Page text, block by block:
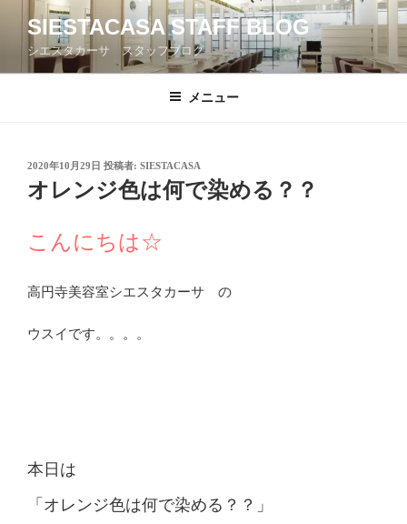
ン
SIESTACASA STAFF BLOG
シエスタカーサ スタッフブログ
メニュー
投
日:
2020年10月29日 投稿者: SIESTACASA
オレンジ色は何で染める？？
こんにちは☆
高円寺美容室シエスタカーサ の
ウスイです。。。。
本日は
「オレンジ色は何で染める？？」